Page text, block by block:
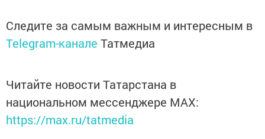
Следите за самым важным и интересным в
Telegram-канале Татмедиа
Читайте новости Татарстана в
национальном мессенджере MАХ:
https://max.ru/tatmedia